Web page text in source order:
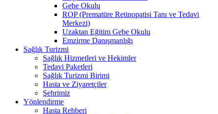
Gebe Okulu
ROP (Prematüre Retinopatisi Tanı ve Tedavi
Merkezi)
Uzaktan Eğitim Gebe Okulu
Emzirme Danışmanlığı
Sağlık Turizmi
Sağlık Hizmetleri ve Hekimler
Tedavi Paketleri
Sağlık Turizmi Birimi
Hasta ve Ziyaretçiler
Şehrimiz
Yönlendirme
Hasta Rehberi